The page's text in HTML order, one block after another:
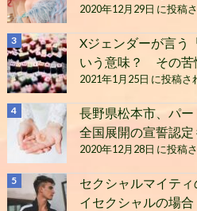
2020年12月29日 に投稿
Xジェンダーが言う
いう意味？ その苦
2021年1月25日 に投稿さ
長野県松本市、パ
全国展開の宣誓認定
2020年12月28日 に投稿
セクシャルマイテ
イセクシャルの場合